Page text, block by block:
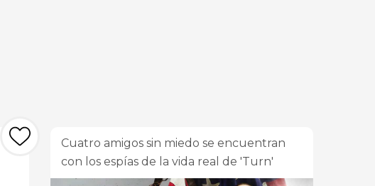
Cuatro amigos sin miedo se encuentran
con los espías de la vida real de 'Turn'